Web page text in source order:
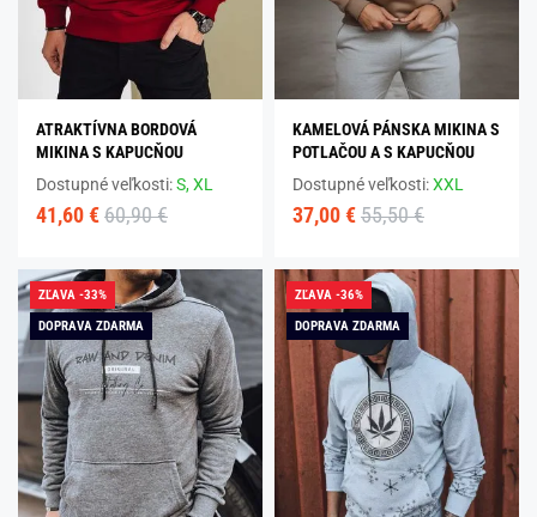
ATRAKTÍVNA BORDOVÁ
MIKINA S KAPUCŇOU
Dostupné veľkosti:S,XL
41,60 € 60,90 €
KAMELOVÁ PÁNSKA MIKINA S
POTLAČOU A S KAPUCŇOU
Dostupné veľkosti:XXL
37,00 € 55,50 €
ZĽAVA -33%
DOPRAVA ZDARMA
ZĽAVA -36%
DOPRAVA ZDARMA